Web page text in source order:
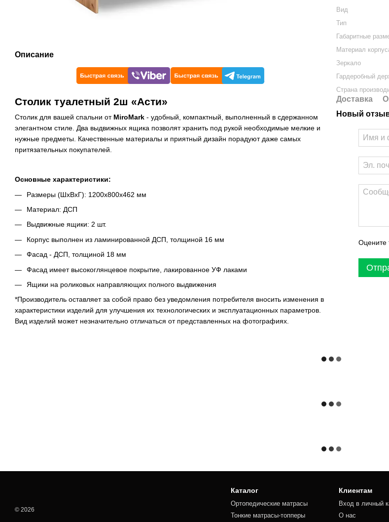
Описание
Столик туалетный 2ш «Асти»
Столик для вашей спальни от MiroMark - удобный, компактный, выполненный в сдержанном
элегантном стиле. Два выдвижных ящика позволят хранить под рукой необходимые мелкие и
нужные предметы. Качественные материалы и приятный дизайн порадуют даже самых
притязательных покупателей.
Основные характеристики:
Размеры (ШхВхГ): 1200х800х462 мм
Материал: ДСП
Выдвижные ящики: 2 шт.
Корпус выполнен из ламинированной ДСП, толщиной 16 мм
Фасад - ДСП, толщиной 18 мм
Фасад имеет высокоглянцевое покрытие, лакированное УФ лаками
Ящики на роликовых направляющих полного выдвижения
*Производитель оставляет за собой право без уведомления потребителя вносить изменения в
характеристики изделий для улучшения их технологических и эксплуатационных параметров.
Вид изделий может незначительно отличаться от представленных на фотографиях.
Вид
Тип
Габаритные
Материал
Зеркало
Гардеробный
Страна
Доставка
Новый
Оцените
© 2026
Каталог
Ортопедические матрасы
Тонкие матрасы-топперы
Клиентам
Вход в личный
О нас